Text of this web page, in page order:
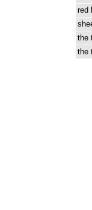
red
the
the